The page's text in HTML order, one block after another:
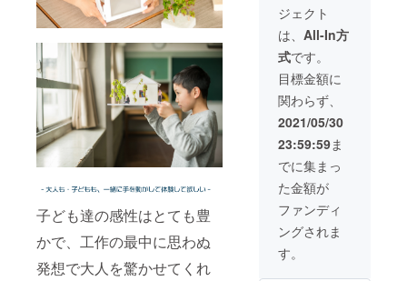
子ども達の感性はとても豊
かで、工作の最中に思わぬ
発想で大人を驚かせてくれ
別に
メッ
セージ
をお送
りくだ
さい。
調整の
連絡を
いたし
ます。
の開催
地は東
京都世
を予定
してい
ます。
（メ
イン会
場：
IID 世田
谷もの
づくり
学校
https://
setaga
ya-
間を取
らない
時間半
を想定
してい
ます。 -
自分の
使った
人型模
りの時
間 -参加
合して
い。 ・
このリ
ターン
は、3千
円のリ
ターン
（感謝
状の送
含みま
す。 ・
ワーク
ショッ
プ参加
券は含
まれて
催予定
地をご
記入く
ださ
い。 ・
東京都
内以外
の場
合、2名
分の交
通費実
費（場
合に
よって
は宿泊
費）を
定で
る「木
製キッ
ト」を
お届け
いたし
ます！
細やか
な作業
に製作
時間を
要する
ため、
限定5つ
のみと
なりま
す。
具と木
ジェクト
は、 All-In方
式です。
目標金額に
関わらず、
2021/05/30
23:59:59ま
でに集まっ
た金額が
ファンディ
ングされま
す。